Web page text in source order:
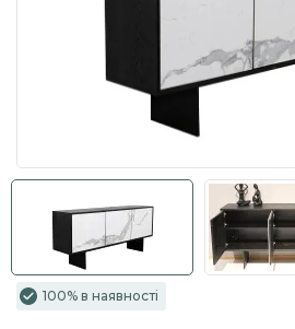
100% в наявності